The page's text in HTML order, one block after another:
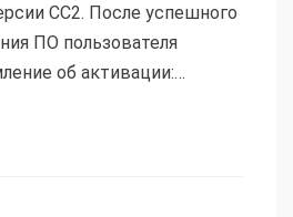
CC2. После успешного
ПО пользователя
об активации:…